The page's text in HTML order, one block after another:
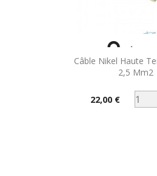
Câble Nikel Haute
2,5 Mm2
Prix22,00 €
